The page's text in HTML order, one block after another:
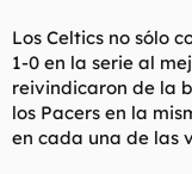
Los Celtics no sólo
1-0 en la serie al
reivindicaron de la
los Pacers en la
en cada una de las